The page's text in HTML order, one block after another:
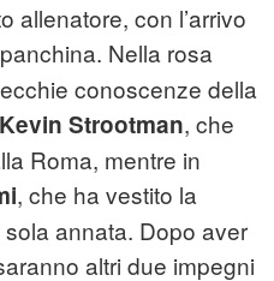
allenatore, con l’arrivo
Nella rosa
conoscenze della
Kevin Strootman, che
Roma, mentre in
, che ha vestito la
annata. Dopo aver
altri due impegni